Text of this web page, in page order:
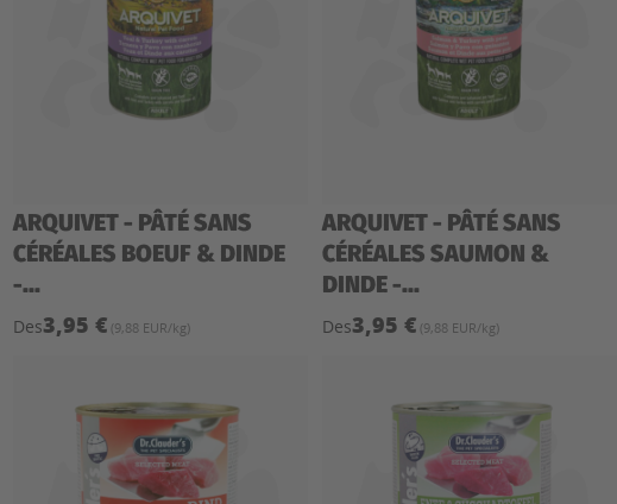
ARQUIVET - PÂTÉ SANS
CÉRÉALES BOEUF & DINDE
-...
Des3,95 € (9,88 EUR/kg)
ARQUIVET - PÂTÉ SANS
CÉRÉALES SAUMON &
DINDE -...
Des3,95 € (9,88 EUR/kg)